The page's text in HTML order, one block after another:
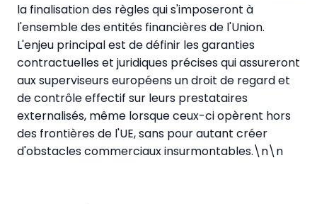
la finalisation des règles qui s'imposeront à
l'ensemble des entités financières de l'Union.
L'enjeu principal est de définir les garanties
contractuelles et juridiques précises qui assureront
aux superviseurs européens un droit de regard et
de contrôle effectif sur leurs prestataires
externalisés, même lorsque ceux-ci opèrent hors
des frontières de l'UE, sans pour autant créer
d'obstacles commerciaux insurmontables.\n\n